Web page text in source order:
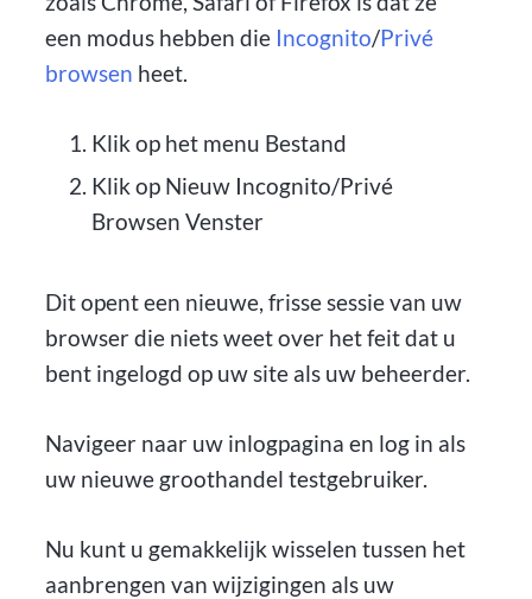
een modus hebben die Incognito/Privé
browsen heet.
Klik op het menu Bestand
Klik op Nieuw Incognito/Privé
Browsen Venster
Dit opent een nieuwe, frisse sessie van uw
browser die niets weet over het feit dat u
bent ingelogd op uw site als uw beheerder.
Navigeer naar uw inlogpagina en log in als
uw nieuwe groothandel testgebruiker.
Nu kunt u gemakkelijk wisselen tussen het
aanbrengen van wijzigingen als uw